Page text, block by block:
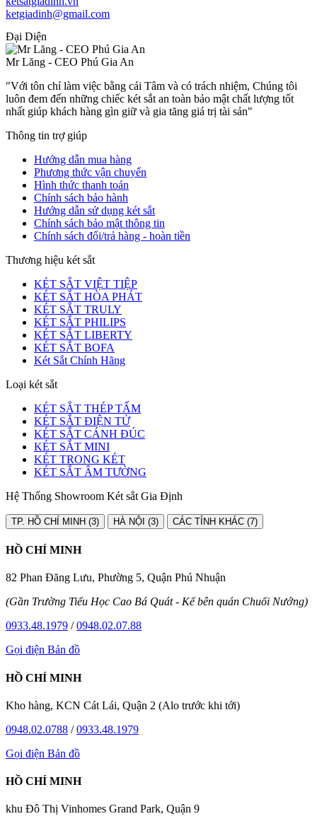
ketgiadinh@gmail.com
Đại Diện
Mr Lăng - CEO Phú Gia An
"Với tôn chỉ làm việc bằng cái Tâm và có trách nhiệm, Chúng tôi
luôn đem đến những chiếc két sắt an toàn bảo mật chất lượng tốt
nhất giúp khách hàng gìn giữ và gia tăng giá trị tài sản"
Thông tin trợ giúp
Hướng dẫn mua hàng
Phương thức vận chuyển
Hình thức thanh toán
Chính sách bảo hành
Hướng dẫn sử dụng két sắt
Chính sách bảo mật thông tin
Chính sách đổi/trả hàng - hoàn tiền
Thương hiệu két sắt
KÉT SẮT VIỆT TIỆP
KÉT SẮT HÒA PHÁT
KÉT SẮT TRULY
KÉT SẮT PHILIPS
KÉT SẮT LIBERTY
KÉT SẮT BOFA
Két Sắt Chính Hãng
Loại két sắt
KÉT SẮT THÉP TẤM
KÉT SẮT ĐIỆN TỬ
KÉT SẮT CÁNH ĐÚC
KÉT SẮT MINI
KÉT TRONG KÉT
KÉT SẮT ÂM TƯỜNG
Hệ Thống Showroom Két sắt Gia Định
TP. HỒ CHÍ MINH (3) HÀ NỘI (3) CÁC TỈNH KHÁC (7)
HỒ CHÍ MINH
82 Phan Đăng Lưu, Phường 5, Quận Phú Nhuận
(Gần Trường Tiểu Học Cao Bá Quát - Kế bên quán Chuối Nướng)
0933.48.1979 /0948.02.07.88
Gọi điện Bản đồ
HỒ CHÍ MINH
Kho hàng, KCN Cát Lái, Quận 2 (Alo trước khi tới)
0948.02.0788 /0933.48.1979
Gọi điện Bản đồ
HỒ CHÍ MINH
khu Đô Thị Vinhomes Grand Park, Quận 9